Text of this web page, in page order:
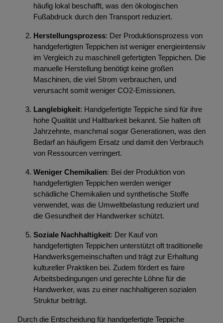
häufig lokal beschafft, was den ökologischen
Fußabdruck durch den Transport reduziert.
Herstellungsprozess: Der Produktionsprozess von
handgefertigten Teppichen ist weniger energieintensiv
im Vergleich zu maschinell gefertigten Teppichen. Die
manuelle Herstellung benötigt keine großen
Maschinen, die viel Strom verbrauchen, und
verursacht somit weniger CO2-Emissionen.
Langlebigkeit: Handgefertigte Teppiche sind für ihre
hohe Qualität und Haltbarkeit bekannt. Sie halten oft
Jahrzehnte, manchmal sogar Generationen, was den
Bedarf an häufigem Ersatz und damit den Verbrauch
von Ressourcen verringert.
Weniger Chemikalien: Bei der Produktion von
handgefertigten Teppichen werden weniger
schädliche Chemikalien und synthetische Stoffe
verwendet, was die Umweltbelastung reduziert und
die Gesundheit der Handwerker schützt.
Soziale Nachhaltigkeit: Der Kauf von
handgefertigten Teppichen unterstützt oft traditionelle
Handwerksgemeinschaften und trägt zur Erhaltung
kultureller Praktiken bei. Zudem fördert es faire
Arbeitsbedingungen und gerechte Löhne für die
Handwerker, was zu einer nachhaltigeren sozialen
Struktur beiträgt.
Durch die Entscheidung für handgefertigte Teppiche